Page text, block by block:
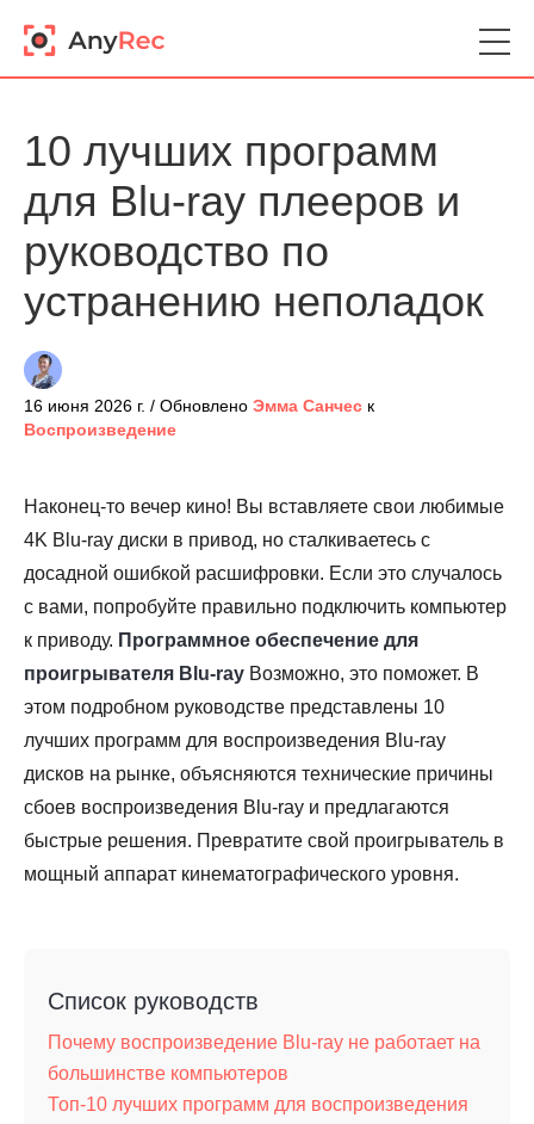
10 лучших программ
для Blu-ray плееров и
руководство по
устранению неполадок
16 июня 2026 г. / Обновлено Эмма Санчес к
Воспроизведение
Наконец-то вечер кино! Вы вставляете свои любимые
4K Blu-ray диски в привод, но сталкиваетесь с
досадной ошибкой расшифровки. Если это случалось
с вами, попробуйте правильно подключить компьютер
к приводу. Программное обеспечение для
проигрывателя Blu-ray Возможно, это поможет. В
этом подробном руководстве представлены 10
лучших программ для воспроизведения Blu-ray
дисков на рынке, объясняются технические причины
сбоев воспроизведения Blu-ray и предлагаются
быстрые решения. Превратите свой проигрыватель в
мощный аппарат кинематографического уровня.
Список руководств
Почему воспроизведение Blu-ray не работает на
большинстве компьютеров
Топ-10 лучших программ для воспроизведения